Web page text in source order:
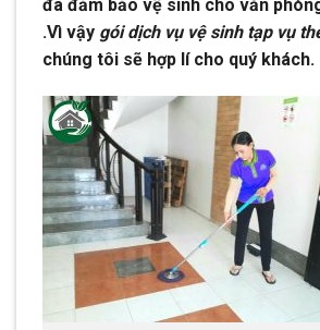
đã đảm bảo vệ sinh cho văn
.Vì vậy gói dịch vụ vệ sinh tạp vụ
chúng tôi sẽ hợp lí cho quý khách.